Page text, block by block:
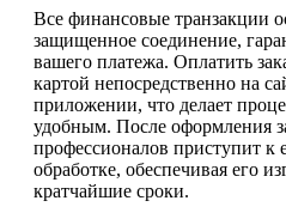
Все финансовые транзакции
защищенное соединение,
вашего платежа. Оплатить
картой непосредственно на
приложении, что делает
удобным. После оформления
профессионалов приступит к
обработке, обеспечивая его
кратчайшие сроки.